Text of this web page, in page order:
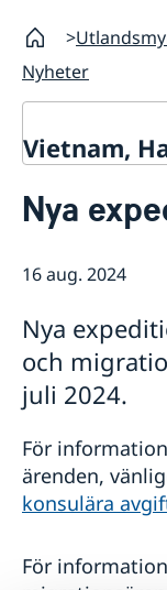
Nyheter
Vietnam,
Om oss
Vi är en resurs
Så kan du få stöd
Svenska företag
Anmäl
Aktuellt
Nyheter
Nya
16 aug. 2024
Nya
och
juli 2024.
För
ärenden,
konsulära
För